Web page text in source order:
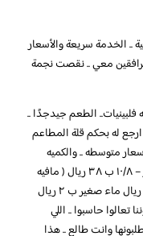
.. الخدمة سريعة والأسعار
معي .. نقصت نجمة
الطعم جيدجدًا ..
له بحكم قلة المطاعم
متوسطه .. والكميه
مناسبه للشخص الواحد.. طلبي كان برياني خضار – ١٠/٨ ب ٣٨ ريال ( مافيه
اي طعم وقليل الملح) دجاج مسالا – ١٠/١٠ ب ٤٢ ريال ماء صغير ب ٢ ريال
تعالوا حاسبوا .. اللي
وانت طالع .. هذا